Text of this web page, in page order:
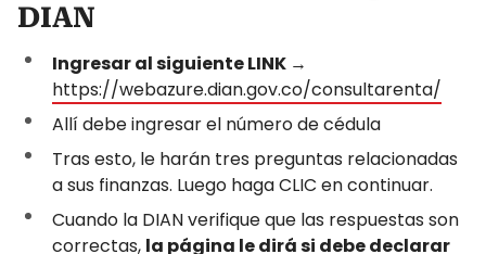
DIAN
Ingresar al siguiente LINK →
https://webazure.dian.gov.co/consultarenta/
Allí debe ingresar el número de cédula
Tras esto, le harán tres preguntas relacionadas
a sus finanzas. Luego haga CLIC en continuar.
Cuando la DIAN verifique que las respuestas son
correctas, la página le dirá si debe declarar